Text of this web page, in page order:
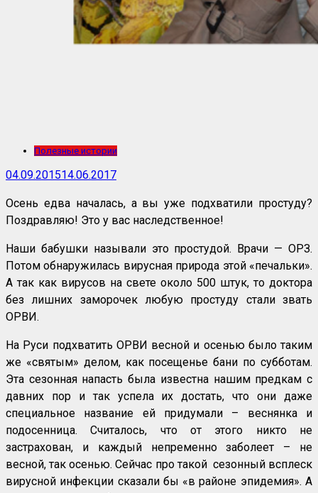
Полезные истории
04.09.201514.06.2017
Осень едва началась, а вы уже подхватили простуду?
Поздравляю! Это у вас наследственное!
Наши бабушки называли это простудой. Врачи — ОРЗ.
Потом обнаружилась вирусная природа этой «печальки».
А так как вирусов на свете около 500 штук, то доктора
без лишних заморочек любую простуду стали звать
ОРВИ.
На Руси подхватить ОРВИ весной и осенью было таким
же «святым» делом, как посещенье бани по субботам.
Эта сезонная напасть была известна нашим предкам с
давних пор и так успела их достать, что они даже
специальное название ей придумали – веснянка и
подосенница. Считалось, что от этого никто не
застрахован, и каждый непременно заболеет – не
весной, так осенью. Сейчас про такой сезонный всплеск
вирусной инфекции сказали бы «в районе эпидемия». А